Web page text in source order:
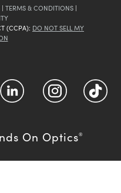
| TERMS & CONDITIONS |
(CCPA): DO NOT SELL MY
On Optics®